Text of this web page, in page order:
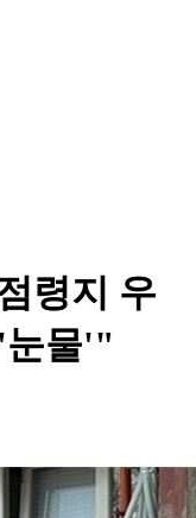
령지 우
눈물'"